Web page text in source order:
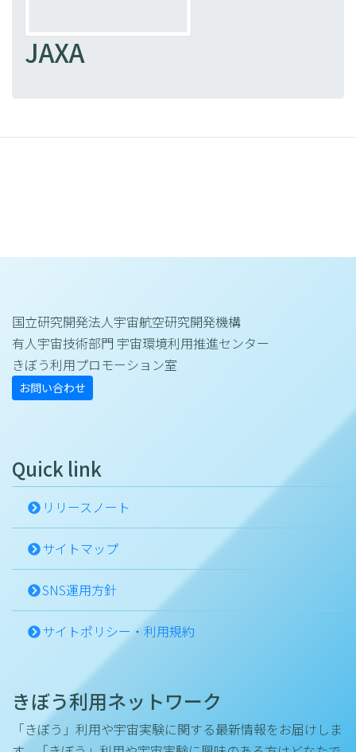
JAXA
国立研究開発法人宇宙航空研究開発機構
有人宇宙技術部門 宇宙環境利用推進センター
きぼう利用プロモーション室
お問い合わせ
Quick link
リリースノート
サイトマップ
SNS運用方針
サイトポリシー・利用規約
きぼう利用ネットワーク
「きぼう」利用や宇宙実験に関する最新情報をお届けしま